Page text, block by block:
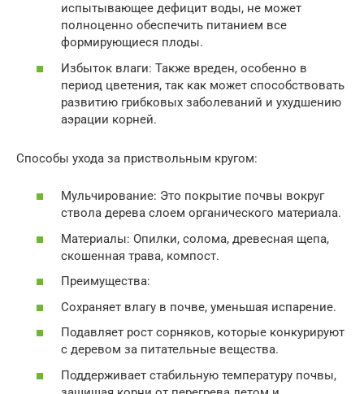
испытывающее дефицит воды, не может
полноценно обеспечить питанием все
формирующиеся плоды.
Избыток влаги: Также вреден, особенно в
период цветения, так как может способствовать
развитию грибковых заболеваний и ухудшению
аэрации корней.
Способы ухода за приствольным кругом:
Мульчирование: Это покрытие почвы вокруг
ствола дерева слоем органического материала.
Материалы: Опилки, солома, древесная щепа,
скошенная трава, компост.
Преимущества:
Сохраняет влагу в почве, уменьшая испарение.
Подавляет рост сорняков, которые конкурируют
с деревом за питательные вещества.
Поддерживает стабильную температуру почвы,